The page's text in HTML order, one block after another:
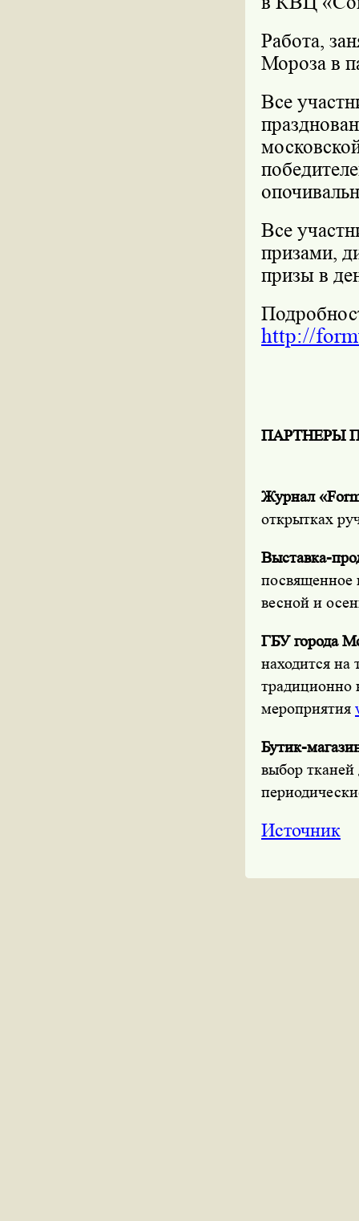
Работа,
Мороза в
Все
Все
призами,
призы в
http://
ПАРТНЕРЫ
Журнал «
открытках
Выставка-
посвященное
весной и
ГБУ города
находится на
традиционно
мероприятия
Бутик-
выбор тканей
Источник